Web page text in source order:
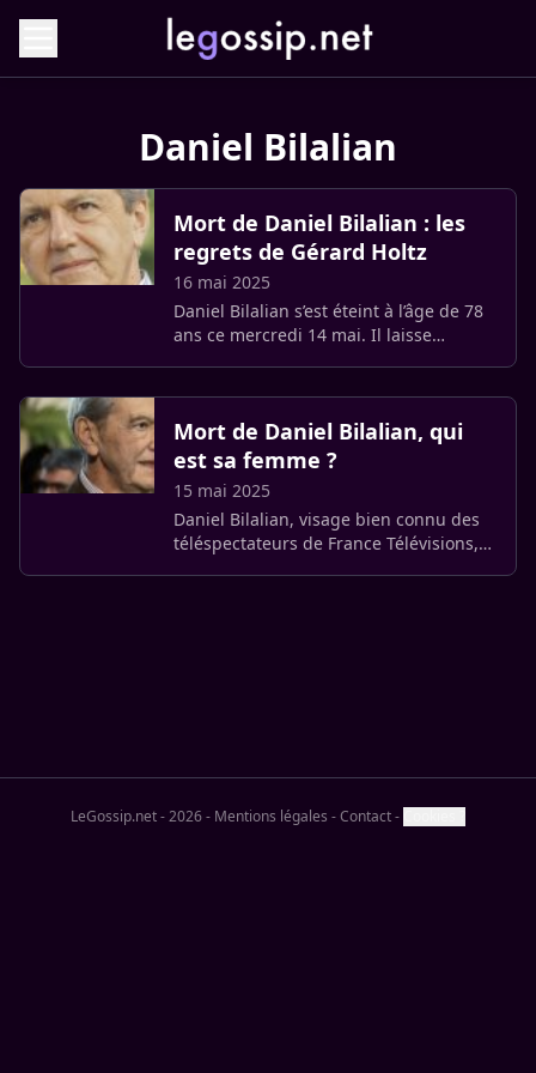
Daniel Bilalian
Mort de Daniel Bilalian : les
regrets de Gérard Holtz
16 mai 2025
Daniel Bilalian s’est éteint à l’âge de 78
ans ce mercredi 14 mai. Il laisse
Mort de Daniel Bilalian, qui
est sa femme ?
15 mai 2025
Daniel Bilalian, visage bien connu des
téléspectateurs de France Télévisions,
LeGossip.net - 2026- Mentions légales -Contact-